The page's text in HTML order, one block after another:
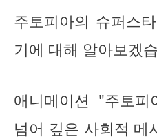
주토피아의 슈퍼스
기에 대해 알아보겠
애니메이션 "주토
넘어 깊은 사회적 메